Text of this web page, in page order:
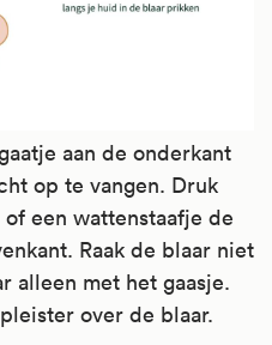
aan de onderkant
op te vangen. Druk
een wattenstaafje de
Raak de blaar niet
alleen met het gaasje.
over de blaar.